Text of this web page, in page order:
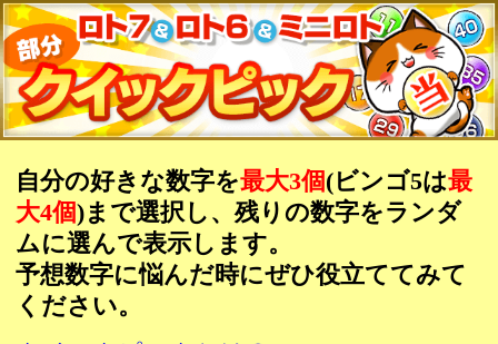
自分の好きな数字を最大3個(ビンゴ5は
大4個)まで選択し、残りの数字をランダ
ムに選んで表示します。
予想数字に悩んだ時にぜひ役立ててみ
ください。